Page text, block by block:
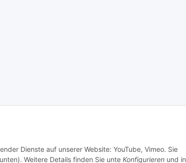
Dienste auf unserer Website: YouTube, Vimeo. Sie
Weitere Details finden Sie unte Konfigurieren und in